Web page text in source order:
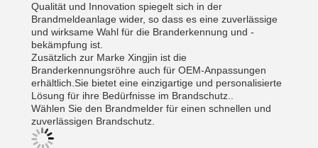
Qualität und Innovation spiegelt sich in der
Brandmeldeanlage wider, so dass es eine zuverlässige
und wirksame Wahl für die Branderkennung und -
bekämpfung ist.
Zusätzlich zur Marke Xingjin ist die
Branderkennungsröhre auch für OEM-Anpassungen
erhältlich.Sie bietet eine einzigartige und personalisierte
Lösung für ihre Bedürfnisse im Brandschutz..
Wählen Sie den Brandmelder für einen schnellen und
zuverlässigen Brandschutz.